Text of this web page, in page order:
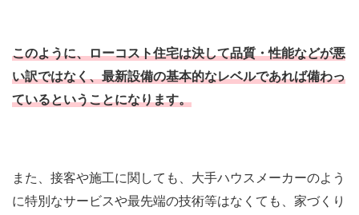
このように、ローコスト住宅は決して品質・性能などが悪
い訳ではなく、最新設備の基本的なレベルであれば備わっ
ているということになります。
また、接客や施工に関しても、大手ハウスメーカーのよう
に特別なサービスや最先端の技術等はなくても、家づくり